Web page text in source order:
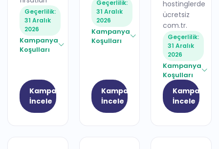
Geçerlilik:
31 Aralık
2026
Kampanya
Koşulları
Kampanyayı
İncele
Geçerlilik:
31 Aralık
2026
Kampanya
Koşulları
Kampanyayı
İncele
hostinglerde
ücretsiz
com.tr.
Geçerlilik:
31 Aralık
2026
Kampanya
Koşulları
İncele